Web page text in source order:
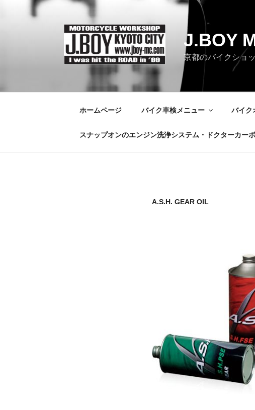
キ
J.BOY
京都のバイクショ
ホームページ バイク車検メニュー バイク
スナップオンのエンジン洗浄システム・ドクターカー
A.S.H. GEAR OIL